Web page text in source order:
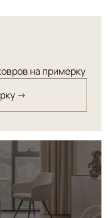
Соткан из
на примерку
→